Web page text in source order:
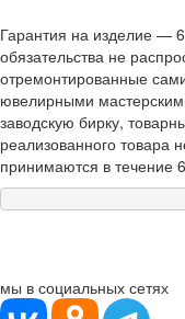
Гарантия на изделие —
обязательства не
отремонтированные
ювелирными
заводскую бирку,
реализованного товара
принимаются в течение
мы в социальных сетях